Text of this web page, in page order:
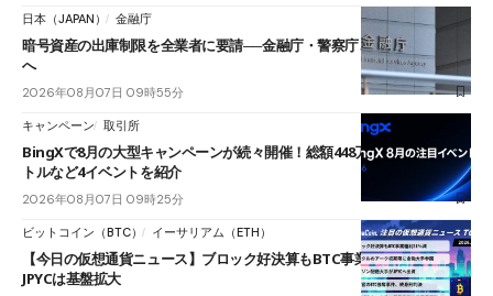
日本（JAPAN） 金融庁
暗号資産の出庫制限を全業者に要請──金融庁・警察庁、詐欺被害の防止
へ
2026年08月07日 09時55分
キャンペーン 取引所
BingXで8月の大型キャンペーンが続々開催！総額448万USDT超のAIバ
トルなど4イベントを紹介
2026年08月07日 09時25分
ビットコイン（BTC） イーサリアム（ETH）
【今日の仮想通貨ニュース】ブロック好決算もBTC事業失速｜アークと
JPYCは基盤拡大